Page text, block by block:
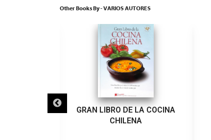
Other Books By - VARIOS AUTORES
LA NUEVA REALIDAD DE LA
POBREZA EN CHILE